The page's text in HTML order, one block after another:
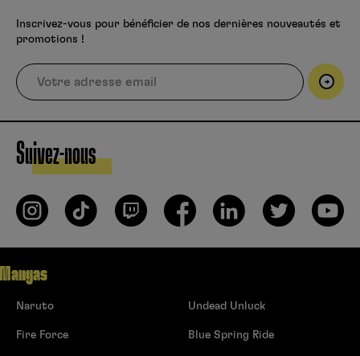
Inscrivez-vous pour bénéficier de nos dernières nouveautés et
promotions !
Suivez-nous
Mangas
Naruto
Fire Force
Undead Unluck
Blue Spring Ride